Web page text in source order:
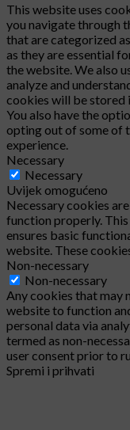
This website uses
you navigate through
that are categorized
as they are essential
the website. We also
analyze and
cookies will be stored
You also have the
opting out of some of
experience.
Necessary
Necessary
Uvijek omogućeno
Necessary cookies
function properly.
ensures basic
website. These
Non-necessary
Non-necessary
Any cookies that may
website to function
personal data via
termed as non-
user consent prior to
Spremi i prihvati